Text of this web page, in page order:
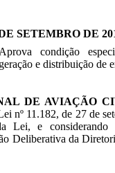
SETEMBRO DE
Aprova condição
geração e distribuição de
DE AVIAÇÃO
nº 11.182, de 27 de
e considerando
Deliberativa da